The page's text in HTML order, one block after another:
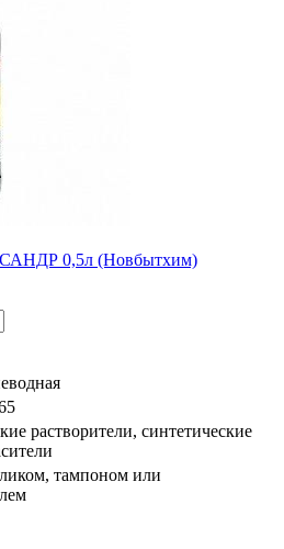
0,5л (Новбытхим)
растворители, синтетические
тампоном или